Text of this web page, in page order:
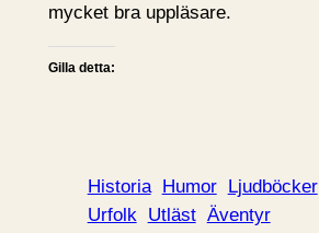
mycket bra uppläsare.
Gilla detta:
Historia Humor Ljudböcker
Urfolk Utläst Äventyr